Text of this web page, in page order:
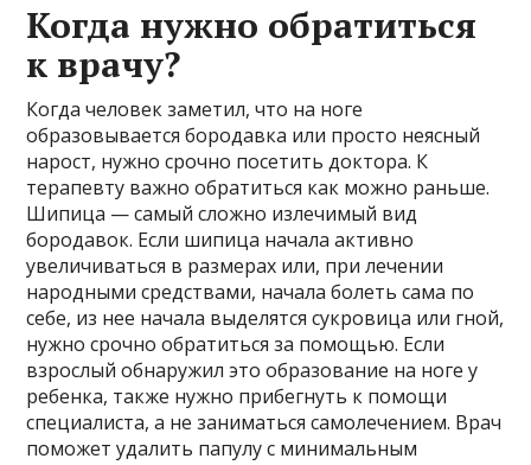
Когда нужно обратиться
к врачу?
Когда человек заметил, что на ноге
образовывается бородавка или просто неясный
нарост, нужно срочно посетить доктора. К
терапевту важно обратиться как можно раньше.
Шипица — самый сложно излечимый вид
бородавок. Если шипица начала активно
увеличиваться в размерах или, при лечении
народными средствами, начала болеть сама по
себе, из нее начала выделятся сукровица или гной,
нужно срочно обратиться за помощью. Если
взрослый обнаружил это образование на ноге у
ребенка, также нужно прибегнуть к помощи
специалиста, а не заниматься самолечением. Врач
поможет удалить папулу с минимальным